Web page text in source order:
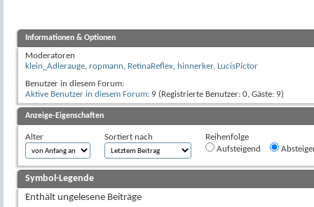
Informationen & Optionen
Moderatoren
klein_Adlerauge, ropmann, RetinaReflex, hinnerker, LucisPictor
Benutzer in diesem Forum:
Aktive Benutzer in diesem Forum: 9 (Registrierte Benutzer: 0, Gäste: 9)
Anzeige-Eigenschaften
Alter Sortiert nach
Reihenfolge
Aufsteigend
Symbol-Legende
Enthält ungelesene Beiträge